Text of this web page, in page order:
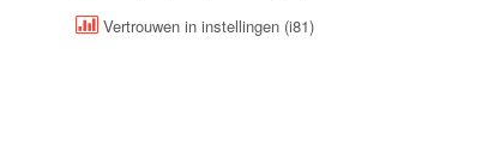
Vertrouwen in instellingen (i81)